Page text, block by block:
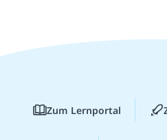
Zum Lernportal